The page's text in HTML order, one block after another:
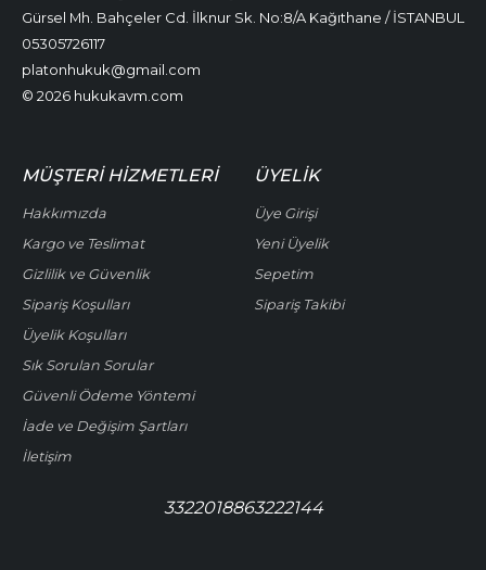
Gürsel Mh. Bahçeler Cd. İlknur Sk. No:8/A Kağıthane / İSTANBUL
05305726117
platonhukuk@gmail.com
© 2026 hukukavm.com
MÜŞTERI HIZMETLERI
Hakkımızda
Kargo ve Teslimat
Gizlilik ve Güvenlik
Sipariş Koşulları
Üyelik Koşulları
Sık Sorulan Sorular
Güvenli Ödeme Yöntemi
İade ve Değişim Şartları
İletişim
ÜYELIK
Üye Girişi
Yeni Üyelik
Sepetim
Sipariş Takibi
3322018863222144